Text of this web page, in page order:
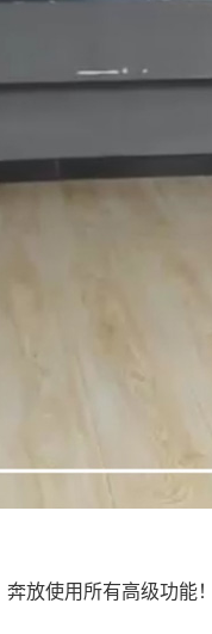
放使用所有高级功能！